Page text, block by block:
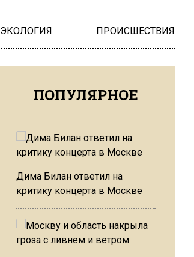
ЭКОЛОГИЯ ПРОИСШЕСТВИЯ
ПОПУЛЯРНОЕ
Дима Билан ответил на
критику концерта в Москве